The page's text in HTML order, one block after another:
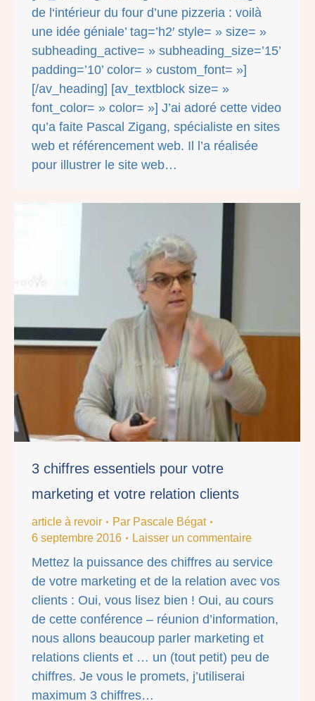
de l‘intérieur du four d’une pizzeria : voilà
une idée géniale’ tag=’h2′ style= » size= »
subheading_active= » subheading_size=’15’
padding=’10’ color= » custom_font= »]
[/av_heading] [av_textblock size= »
font_color= » color= »] J’ai adoré cette video
qu’a faite Pascal Zigang, spécialiste en sites
web et référencement web. Il l’a réalisée
pour illustrer le site web…
3 chiffres essentiels pour votre
marketing et votre relation clients
article à revoir Par Pascale Bégat
6 septembre 2016
Laisser un commentaire
Mettez la puissance des chiffres au service
de votre marketing et de la relation avec vos
clients : Oui, vous lisez bien ! Oui, au cours
de cette conférence – réunion d’information,
nous allons beaucoup parler marketing et
relations clients et … un (tout petit) peu de
chiffres. Je vous le promets, j’utiliserai
maximum 3 chiffres…